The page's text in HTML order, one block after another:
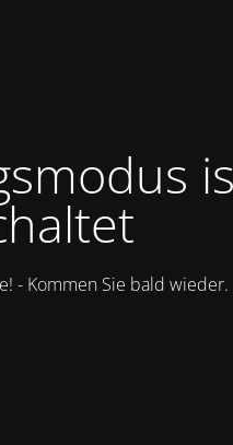
- Kommen Sie bald wieder.